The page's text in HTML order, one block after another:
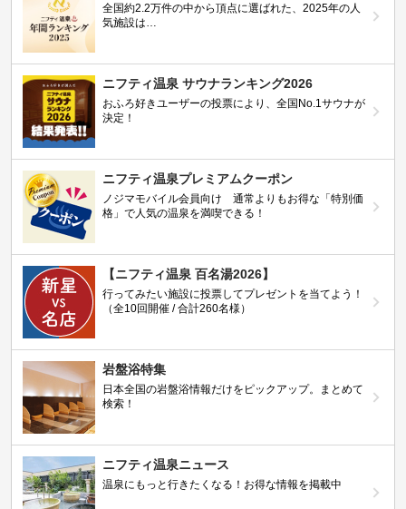
全国約2.2万件の中から頂点に選ばれた、2025年の人
気施設は…
ニフティ温泉 サウナランキング2026
おふろ好きユーザーの投票により、全国No.1サウナが
決定！
ニフティ温泉プレミアムクーポン
ノジマモバイル会員向け 通常よりもお得な「特別価
格」で人気の温泉を満喫できる！
【ニフティ温泉 百名湯2026】
行ってみたい施設に投票してプレゼントを当てよう！
（全10回開催 / 合計260名様）
岩盤浴特集
日本全国の岩盤浴情報だけをピックアップ。まとめて
検索！
ニフティ温泉ニュース
温泉にもっと行きたくなる！お得な情報を掲載中